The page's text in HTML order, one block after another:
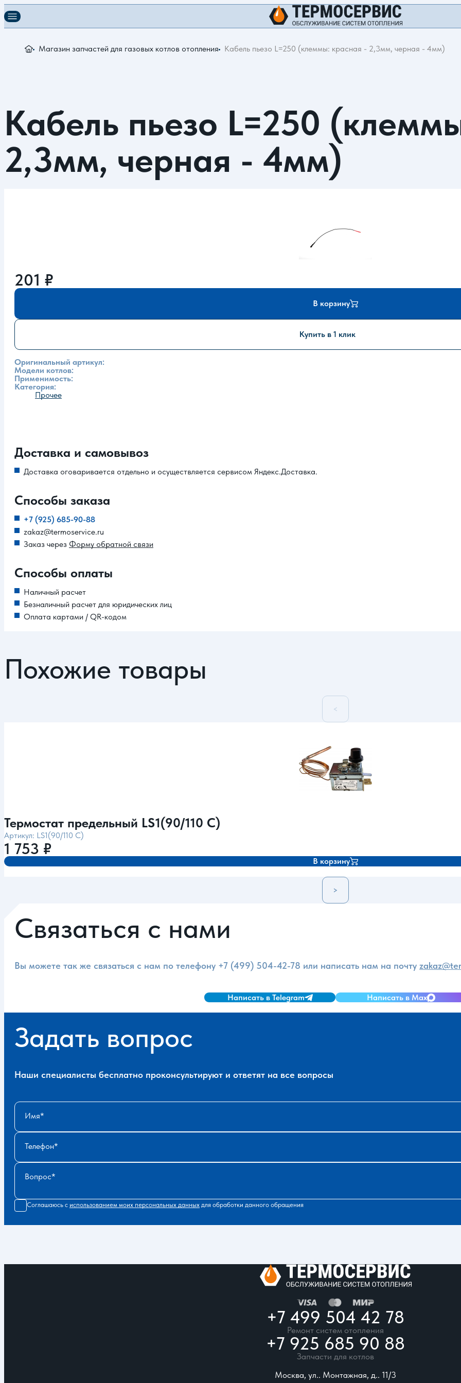
Магазин запчастей для газовых котлов отопления Кабель пьезо L=250 (клеммы: красная - 2,3мм, черная - 4мм)
Кабель пьезо L=250
2,3мм, черная - 4мм)
201 ₽
В корзину
Купить в 1 клик
Оригинальный артикул:
Модели котлов:
Применимость:
Категория:
Прочее
Доставка и самовывоз
Доставка оговаривается отдельно и осуществляется сервисом Яндекс.Доставка.
Способы заказа
+7 (925) 685-90-88
zakaz@termoservice.ru
Заказ через Форму обратной связи
Способы оплаты
Наличный расчет
Безналичный расчет для юридических лиц
Оплата картами / QR-кодом
Похожие товары
<
Термостат предельный LS1(90/110 C)
Артикул: LS1(90/110 C)
1 753 ₽
В корзину
>
Связаться с нами
Вы можете так же связаться с нам по телефону +7 (499) 504-42-78 или написать нам на почту
Написать в Telegram Написать в Max
Задать вопрос
Наши специалисты бесплатно проконсультируют и ответят на все вопросы
Имя
Телефон
Вопрос
Соглашаюсь с использованием моих персональных данных для обработки данного обращения
+7 499 504 42 78
Ремонт систем отопления
+7 925 685 90 88
Запчасти для котлов
Москва, ул.. Монтажная, д.. 11/3